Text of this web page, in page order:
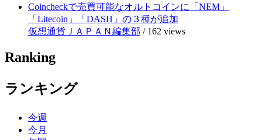
Coincheckで売買可能なオルトコインに「NEM」
「Litecoin」「DASH」の３種が追加
仮想通貨ＪＡＰＡＮ編集部 / 162 views
Ranking
ランキング
今週
今月